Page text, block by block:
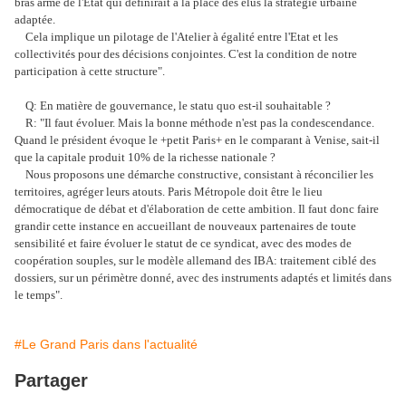
adaptée.
Cela implique un pilotage de l'Atelier à égalité entre l'Etat et les
collectivités pour des décisions conjointes. C'est la condition de notre
participation à cette structure".
Q: En matière de gouvernance, le statu quo est-il souhaitable ?
R: "Il faut évoluer. Mais la bonne méthode n'est pas la condescendance.
Quand le président évoque le +petit Paris+ en le comparant à Venise, sait-il
que la capitale produit 10% de la richesse nationale ?
Nous proposons une démarche constructive, consistant à réconcilier les
territoires, agréger leurs atouts. Paris Métropole doit être le lieu
démocratique de débat et d'élaboration de cette ambition. Il faut donc faire
grandir cette instance en accueillant de nouveaux partenaires de toute
sensibilité et faire évoluer le statut de ce syndicat, avec des modes de
coopération souples, sur le modèle allemand des IBA: traitement ciblé des
dossiers, sur un périmètre donné, avec des instruments adaptés et limités dans
le temps".
#Le Grand Paris dans l'actualité
Partager